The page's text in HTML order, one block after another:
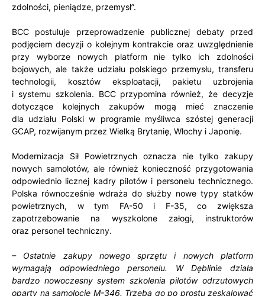
zdolności, pieniądze, przemysł”.
BCC postuluje przeprowadzenie publicznej debaty przed
podjęciem decyzji o kolejnym kontrakcie oraz uwzględnienie
przy wyborze nowych platform nie tylko ich zdolności
bojowych, ale także udziału polskiego przemysłu, transferu
technologii, kosztów eksploatacji, pakietu uzbrojenia
i systemu szkolenia. BCC przypomina również, że decyzje
dotyczące kolejnych zakupów mogą mieć znaczenie
dla udziału Polski w programie myśliwca szóstej generacji
GCAP, rozwijanym przez Wielką Brytanię, Włochy i Japonię.
Modernizacja Sił Powietrznych oznacza nie tylko zakupy
nowych samolotów, ale również konieczność przygotowania
odpowiednio licznej kadry pilotów i personelu technicznego.
Polska równocześnie wdraża do służby nowe typy statków
powietrznych, w tym FA-50 i F-35, co zwiększa
zapotrzebowanie na wyszkolone załogi, instruktorów
oraz personel techniczny.
– Ostatnie zakupy nowego sprzętu i nowych platform
wymagają odpowiedniego personelu. W Dęblinie działa
bardzo nowoczesny system szkolenia pilotów odrzutowych
oparty na samolocie M-346. Trzeba go po prostu zeskalować